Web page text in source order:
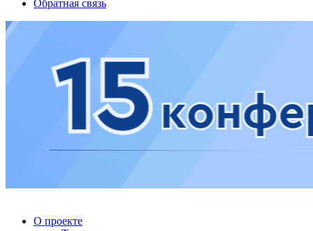
Обратная связь
О проекте